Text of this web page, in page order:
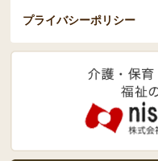
プライバシーポリシー